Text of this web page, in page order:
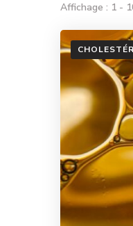
Affichage : 1 -